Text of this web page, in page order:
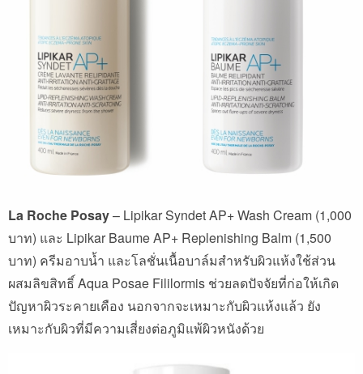
La Roche Posay– Lipikar Syndet AP+ Wash Cream (1,000
บาท) และ Lipikar Baume AP+ Replenishing Balm (1,500
บาท) ครีมอาบน้ำ และโลชั่นเนื้อบาล์มสำหรับผิวแห้งใช้ส่วน
ผสมลิขสิทธิ์ Aqua Posae Fililormis ช่วยลดปัจจัยที่ก่อให้เกิด
ปัญหาผิวระคายเคือง นอกจากจะเหมาะกับผิวแห้งแล้ว ยัง
เหมาะกับผิวที่มีความเสี่ยงต่อภูมิแพ้ผิวหนังด้วย